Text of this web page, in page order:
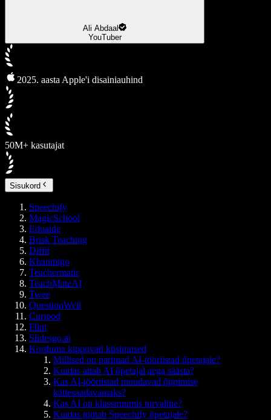
Ali Abdaal
YouTuber
2025. aasta Apple'i disainiauhind
50M+ kasutajat
Sisukord
Speechify
MagicSchool
Eduaide
Brisk Teaching
Diffit
Khanmigo
Teachermatic
TeachMateAI
Twee
QuestionWell
Curipod
Flint
Slidesgo.ai
Korduma kippuvad küsimused
Millised on parimad AI-tööriistad õpetajale?
Kuidas aitab AI õpetajal aega säästa?
Kas AI-tööriistad muudavad õppimise
kättesaadavamaks?
Kas AI on klassiruumis turvaline?
Kuidas töötab Speechify õpetajale?